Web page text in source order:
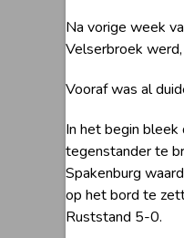
Na vorige week
Velserbroek
Vooraf was al
In het begin
tegenstander te
Spakenburg
op het bord te
Ruststand 5-0.